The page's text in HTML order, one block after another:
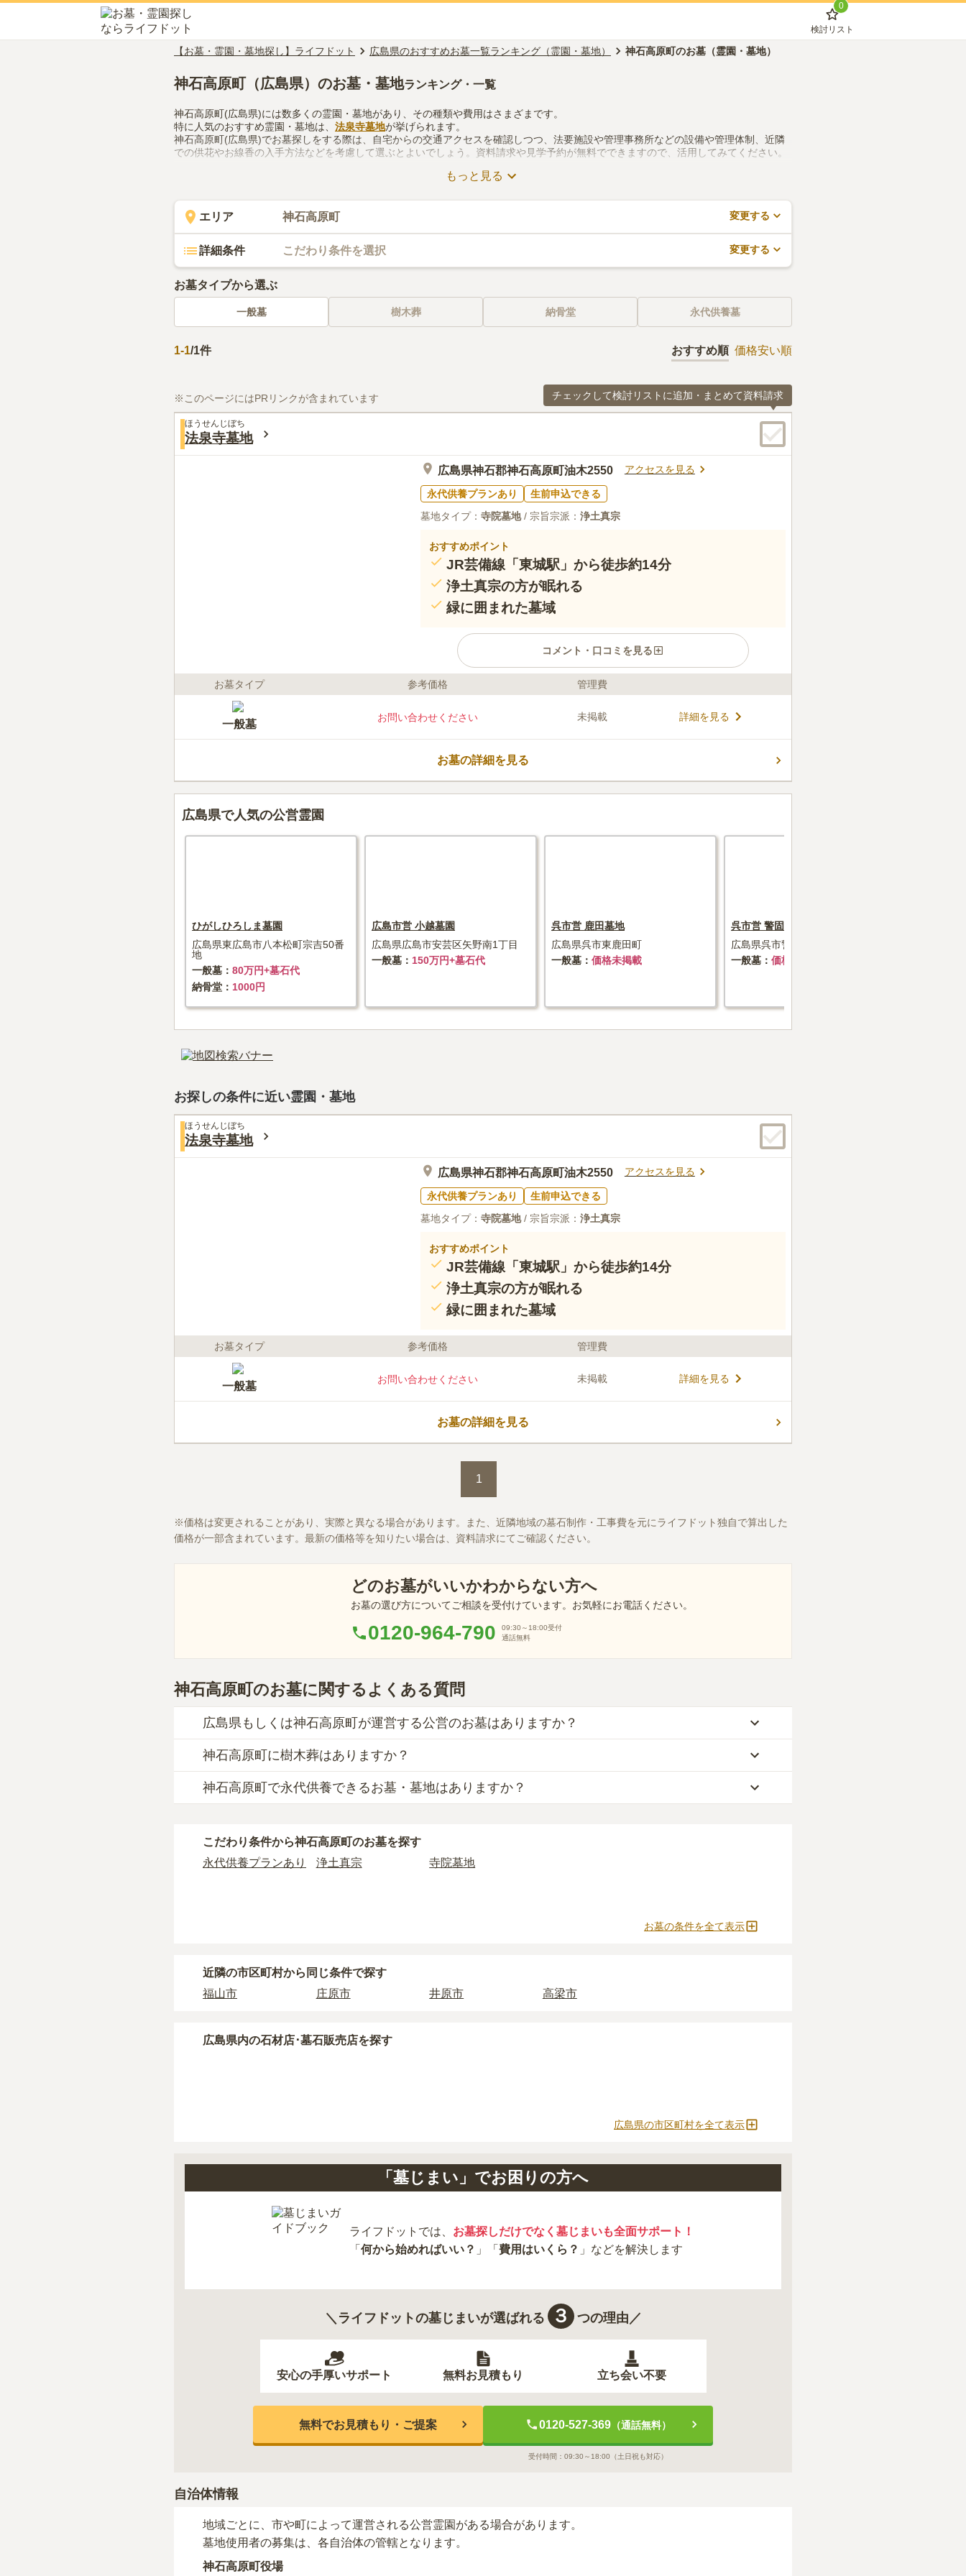
0
検討リスト
【お墓・霊園・墓地探し】ライフドット 広島県のおすすめお墓一覧ランキング（霊園・墓地） 神石高原町のお墓（霊園・墓地）
神石高原町（広島県）のお墓・墓地ランキング・一覧
神石高原町(広島県)には数多くの霊園・墓地があり、その種類や費用はさまざまです。
特に人気のおすすめ霊園・墓地は、 法泉寺墓地が挙げられます。
神石高原町(広島県)でお墓探しをする際は、自宅からの交通アクセスを確認しつつ、法要施設や管理事務所などの設備や管理体制、近隣
での供花やお線香の入手方法などを考慮して選ぶとよいでしょう。資料請求や見学予約が無料でできますので、活用してみてください。
もっと見る
エリア 神石高原町 変更する
詳細条件 こだわり条件を選択 変更する
お墓タイプから選ぶ
一般墓 樹木葬 納骨堂 永代供養墓
1-1/1件 おすすめ順 価格安い順
※このページにはPRリンクが含まれています チェックして検討リストに追加・まとめて資料請求
ほうせんじぼち
法泉寺墓地
広島県神石郡神石高原町油木2550 アクセスを見る
永代供養プランあり
生前申込できる
墓地タイプ： 寺院墓地/ 宗旨宗派： 浄土真宗
おすすめポイント
JR芸備線「東城駅」から徒歩約14分
浄土真宗の方が眠れる
緑に囲まれた墓域
コメント・口コミを見る
ライフドット編集部のコメント
できます。 都会の喧騒を忘れさせる静かな場所で、心穏やかに故人
と思い出にふけることができます。 生前に申し込むことも可能なの
で、後に残る家族に負担をかけたくない方の終活におすすめです。
近くに天神原球場があるので、野球を楽しむ様子も見られます。
お墓タイプ 参考価格 管理費
一般墓
お問い合わせください 未掲載 詳細を見る
お墓の詳細を見る
広島県で人気の公営霊園
ひがしひろしま墓園
広島県東広島市八本松町宗吉50番
地
一般墓
80万円+墓石代
納骨堂
1000円
広島市営 小越墓園
広島県広島市安芸区矢野南1丁目
一般墓
150万円+墓石代
呉市営 鹿田墓地
広島県呉市東鹿田町
一般墓
価格未掲載
呉市営 警固屋墓地
広島県呉市警固屋町字芋迫
一般墓
価格未掲載
お探しの条件に近い霊園・墓地
ほうせんじぼち
法泉寺墓地
広島県神石郡神石高原町油木2550 アクセスを見る
永代供養プランあり
生前申込できる
墓地タイプ： 寺院墓地/ 宗旨宗派： 浄土真宗
おすすめポイント
JR芸備線「東城駅」から徒歩約14分
浄土真宗の方が眠れる
緑に囲まれた墓域
お墓タイプ 参考価格 管理費
一般墓
お問い合わせください 未掲載 詳細を見る
お墓の詳細を見る
1
価格は変更されることがあり、実際と異なる場合があります。また、近隣地域の墓石制作・工事費を元にライフドット独自で算出した
価格が一部含まれています。最新の価格等を知りたい場合は、資料請求にてご確認ください。
どのお墓がいいかわからない方へ
お墓の選び方についてご相談を受付けています。お気軽にお電話ください。
0120-964-790 09:30～18:00受付
通話無料
神石高原町のお墓に関するよくある質問
広島県もしくは神石高原町が運営する公営のお墓はありますか？
神石高原町には、公営の霊園の掲載がありません。
一方で、広島県 内には、県または市区町村が運営する公営の霊園が
主な条件として、遺骨がすでにある、該当の市区町村に一定年数以上住んでいるなどが挙げられます。
条件を満たさない場合は、申し込み自体ができないことも多いため、事前の確認が重要です。
契約条件の詳細は、各霊園のページをご確認いただくか、資料請求よりお問い合わせください。
神石高原町に樹木葬はありますか？
神石高原町には、樹木葬の掲載がありません。
神石高原町で永代供養できるお墓・墓地はありますか？
永代供養をお考えの場合は、海洋散骨もご検討ください。
こだわり条件から神石高原町のお墓を探す
永代供養プランあり
浄土真宗 寺院墓地
お墓の条件を全て表示
近隣の市区町村から 同じ条件で探す
福山市
庄原市 井原市 高梁市
広島県内の石材店･墓石販売店を探す
広島県の市区町村を全て表示
「墓じまい」でお困りの方へ
ライフドットでは、 お墓探しだけでなく墓じまいも全面サポート！
「 何から始めればいい？ 」「 費用はいくら？ 」などを解決します
＼ライフドットの墓じまいが選ばれる ３ つの理由／
安心の手厚いサポート 無料お見積もり 立ち会い不要
無料でお見積もり・ご提案 0120-527-369（通話無料）
受付時間： 09:30～18:00 （土日祝も対応）
自治体情報
地域ごとに、市や町によって運営される公営霊園がある場合があります。
墓地使用者の募集は、各自治体の管轄となります。
神石高原町役場